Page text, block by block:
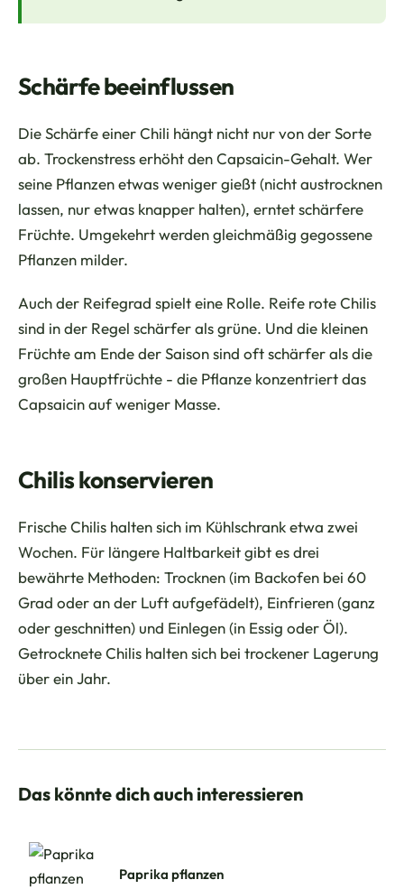
Schärfe beeinflussen
Die Schärfe einer Chili hängt nicht nur von der Sorte
ab. Trockenstress erhöht den Capsaicin-Gehalt. Wer
seine Pflanzen etwas weniger gießt (nicht austrocknen
lassen, nur etwas knapper halten), erntet schärfere
Früchte. Umgekehrt werden gleichmäßig gegossene
Pflanzen milder.
Auch der Reifegrad spielt eine Rolle. Reife rote Chilis
sind in der Regel schärfer als grüne. Und die kleinen
Früchte am Ende der Saison sind oft schärfer als die
großen Hauptfrüchte - die Pflanze konzentriert das
Capsaicin auf weniger Masse.
Chilis konservieren
Frische Chilis halten sich im Kühlschrank etwa zwei
Wochen. Für längere Haltbarkeit gibt es drei
bewährte Methoden: Trocknen (im Backofen bei 60
Grad oder an der Luft aufgefädelt), Einfrieren (ganz
oder geschnitten) und Einlegen (in Essig oder Öl).
Getrocknete Chilis halten sich bei trockener Lagerung
über ein Jahr.
Das könnte dich auch interessieren
Paprika pflanzen